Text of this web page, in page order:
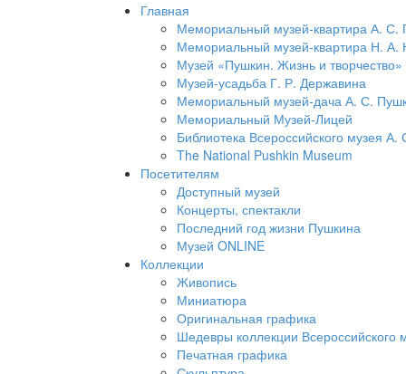
Главная
Мемориальный музей-квартира А. С.
Мемориальный музей-квартира Н. А.
Музей «Пушкин. Жизнь и творчество»
Музей-усадьба Г. Р. Державина
Мемориальный музей-дача А. С.
Мемориальный Музей-Лицей
Библиотека Всероссийского музея
The National Pushkin Museum
Посетителям
Доступный музей
Концерты, спектакли
Последний год жизни Пушкина
Музей ONLINE
Коллекции
Живопись
Миниатюра
Оригинальная графика
Шедевры коллекции
Печатная графика